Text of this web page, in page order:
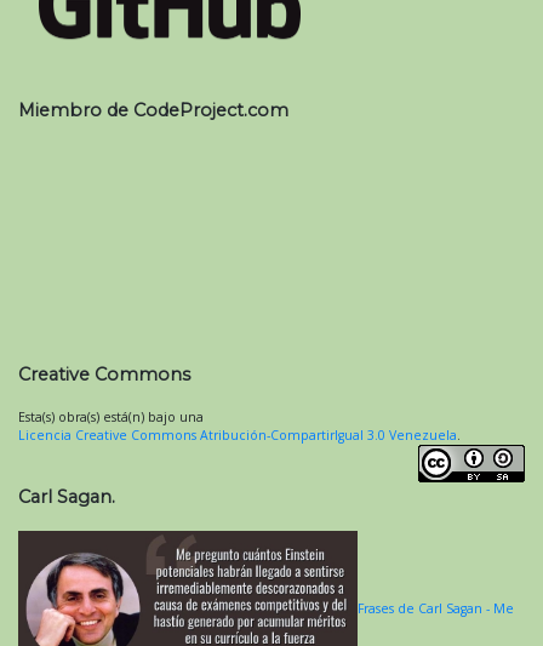
Miembro de CodeProject.com
Creative Commons
Esta(s) obra(s) está(n) bajo una
Licencia Creative Commons Atribución-CompartirIgual 3.0 Venezuela
Carl Sagan.
Frases de Carl Sagan - Me